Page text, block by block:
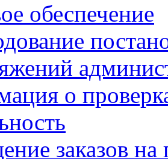
обеспечение
о
заказов